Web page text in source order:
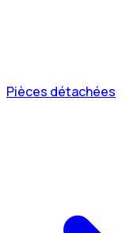
Pièces détachées